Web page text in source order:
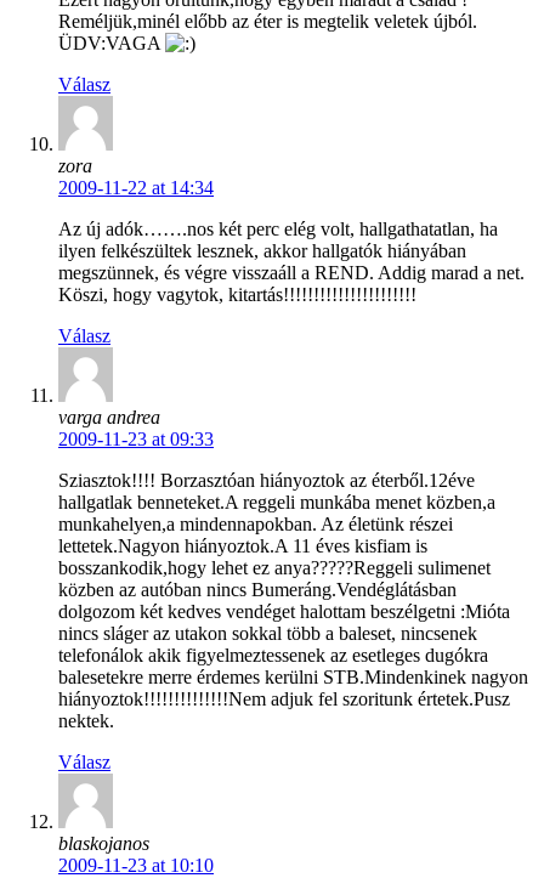
Reméljük,minél előbb az éter is megtelik veletek újból.
ÜDV:VAGA
Válasz
zora
2009-11-22 at 14:34
Az új adók…….nos két perc elég volt, hallgathatatlan, ha
ilyen felkészültek lesznek, akkor hallgatók hiányában
megszünnek, és végre visszaáll a REND. Addig marad a net.
Köszi, hogy vagytok, kitartás!!!!!!!!!!!!!!!!!!!!!!
Válasz
varga andrea
2009-11-23 at 09:33
Sziasztok!!!! Borzasztóan hiányoztok az éterből.12éve
hallgatlak benneteket.A reggeli munkába menet közben,a
munkahelyen,a mindennapokban. Az életünk részei
lettetek.Nagyon hiányoztok.A 11 éves kisfiam is
bosszankodik,hogy lehet ez anya?????Reggeli sulimenet
közben az autóban nincs Bumeráng.Vendéglátásban
dolgozom két kedves vendéget halottam beszélgetni :Mióta
nincs sláger az utakon sokkal több a baleset, nincsenek
telefonálok akik figyelmeztessenek az esetleges dugókra
balesetekre merre érdemes kerülni STB.Mindenkinek nagyon
hiányoztok!!!!!!!!!!!!!!Nem adjuk fel szoritunk értetek.Pusz
nektek.
Válasz
blaskojanos
2009-11-23 at 10:10